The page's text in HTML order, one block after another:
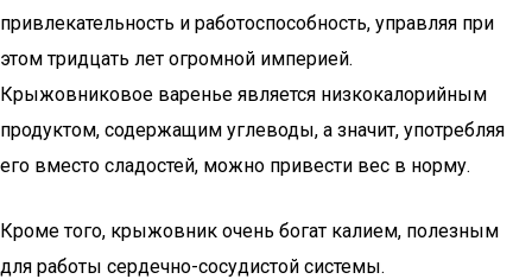
привлекательность и работоспособность, управляя при
этом тридцать лет огромной империей.
Крыжовниковое варенье является низкокалорийным
продуктом, содержащим углеводы, а значит, употребляя
его вместо сладостей, можно привести вес в норму.
Кроме того, крыжовник очень богат калием, полезным
для работы сердечно-сосудистой системы.